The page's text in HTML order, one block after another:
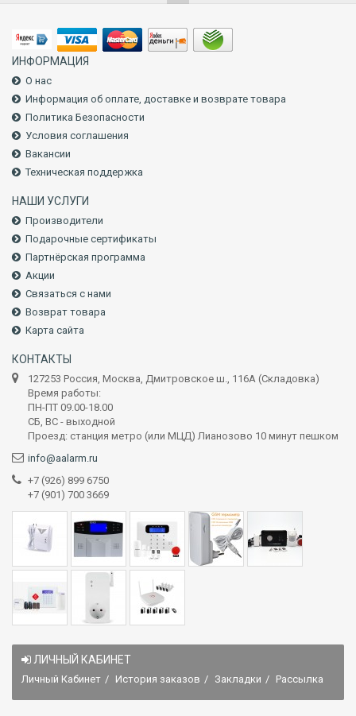
ИНФОРМАЦИЯ
О нас
Информация об оплате, доставке и возврате товара
Политика Безопасности
Условия соглашения
Вакансии
Техническая поддержка
НАШИ УСЛУГИ
Производители
Подарочные сертификаты
Партнёрская программа
Акции
Связаться с нами
Возврат товара
Карта сайта
КОНТАКТЫ
127253 Россия, Москва, Дмитровское ш., 116А (Складовка)
Время работы:
ПН-ПТ 09.00-18.00
СБ, ВС - выходной
Проезд: станция метро (или МЦД) Лианозово 10 минут пешком
info@aalarm.ru
+7 (926) 899 6750
+7 (901) 700 3669
ЛИЧНЫЙ КАБИНЕТ
Личный Кабинет История заказов Закладки Рассылка